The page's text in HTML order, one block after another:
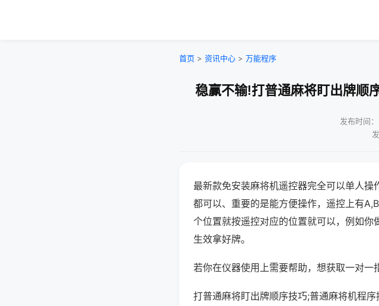
首页 > 资讯中心 > 万能程序
稳赢不输!打普通麻将盯出牌顺
发布时间
最新款免安装麻将机遥控器完全可以单人
都可以、重要的是能方便操作，遥控上有
个位置就按遥控对应的位置就可以，例如
生效拿好牌。
若你在仪器使用上需要帮助，想获取一对一
打普通麻将盯出牌顺序技巧;普通麻将机程